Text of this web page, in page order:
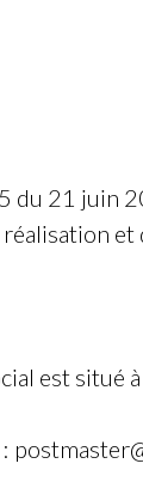
du 21 juin
et
est situé